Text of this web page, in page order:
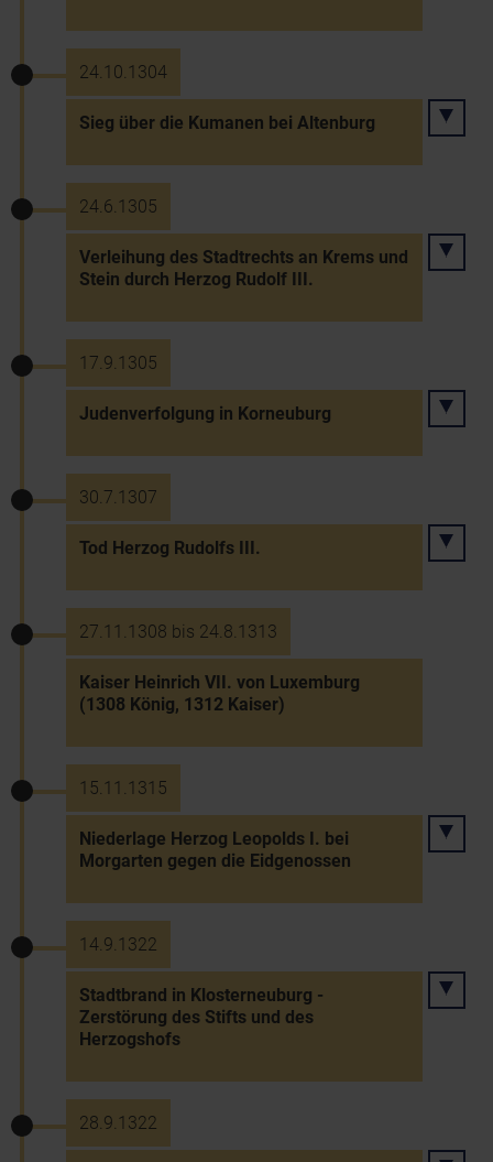
24.10.1304
Sieg über die Kumanen bei Altenburg
24.6.1305
Verleihung des Stadtrechts an Krems und
Stein durch Herzog Rudolf III.
17.9.1305
Judenverfolgung in Korneuburg
30.7.1307
Tod Herzog Rudolfs III.
27.11.1308 bis 24.8.1313
Kaiser Heinrich VII. von Luxemburg
(1308 König, 1312 Kaiser)
15.11.1315
Niederlage Herzog Leopolds I. bei
Morgarten gegen die Eidgenossen
14.9.1322
Stadtbrand in Klosterneuburg -
Zerstörung des Stifts und des
Herzogshofs
28.9.1322